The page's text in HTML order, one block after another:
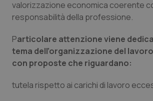
Quotidiano Cardiologia
Quotidiano Oncologia
Quotidiano Pediatria
valorizzazione economica coerente
responsabilità della professione.
Particolare attenzione viene
tema dell’organizzazione del
con proposte che riguardano:
tutela rispetto ai carichi di lavoro